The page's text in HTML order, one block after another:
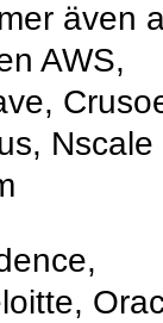
även
AWS,
Nscale